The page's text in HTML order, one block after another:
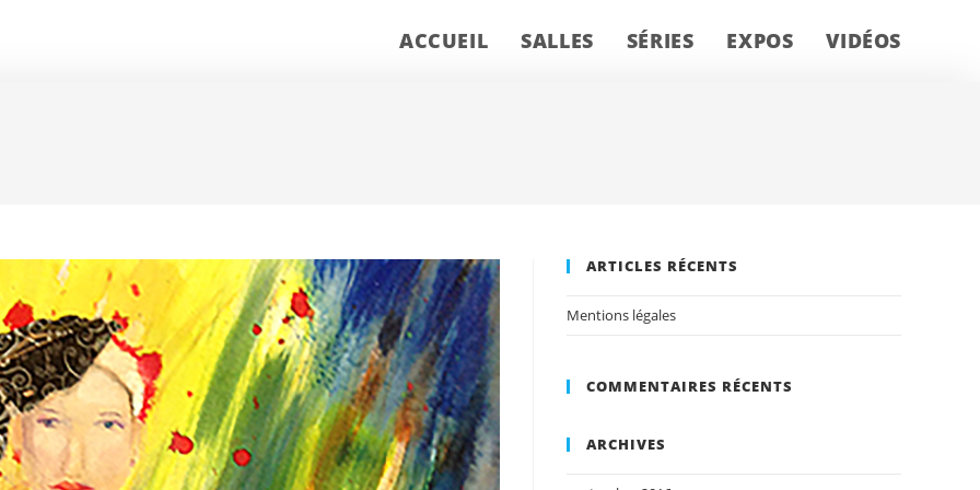
ACCUEIL SALLES SÉRIES EXPOS VIDÉOS
ARTICLES RÉCENTS
Mentions légales
COMMENTAIRES RÉCENTS
ARCHIVES